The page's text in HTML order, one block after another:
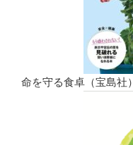
命を守る食卓（宝島社）